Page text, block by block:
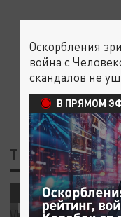
ТЕГ:
Навсегда? Что
приложений VK
ОБЩЕСТВО
Оскорбления
война с
скандалов не
В ПРЯМОМ